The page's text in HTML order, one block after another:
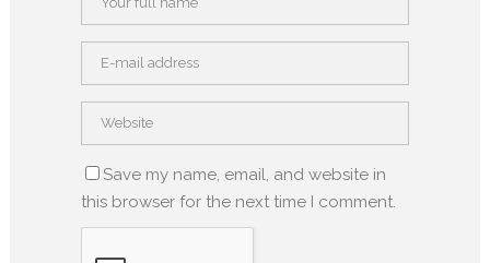
Save my name, email, and website in
this browser for the next time I comment.